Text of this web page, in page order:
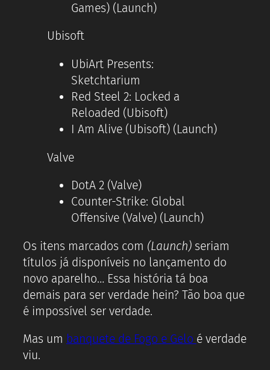
Games) (Launch)
Ubisoft
UbiArt Presents:
Sketchtarium
Red Steel 2: Locked a
Reloaded (Ubisoft)
I Am Alive (Ubisoft) (Launch)
Valve
DotA 2 (Valve)
Counter-Strike: Global
Offensive (Valve) (Launch)
Os itens marcados com (Launch)seriam
títulos já disponíveis no lançamento do
novo aparelho… Essa história tá boa
demais para ser verdade hein? Tão boa que
é impossível ser verdade.
Mas um banquete de Fogo e Gelo é verdade
viu.